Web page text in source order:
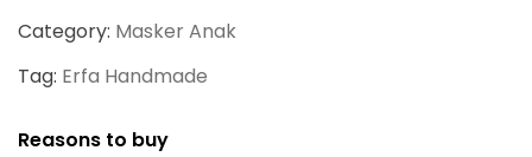
Category: Masker Anak
Tag: Erfa Handmade
Reasons to buy